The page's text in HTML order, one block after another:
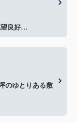
良好
有)
）有
ス可能
のゆとりある敷
好